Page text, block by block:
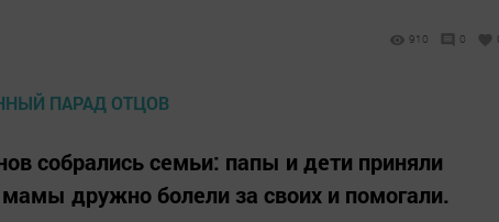
910 0
собрались семьи: папы и дети приняли
дружно болели за своих и помогали.